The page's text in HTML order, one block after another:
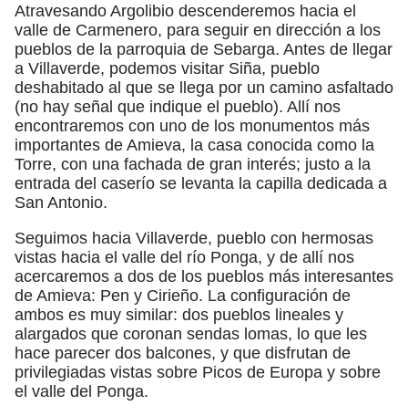
Atravesando Argolibio descenderemos hacia el
valle de Carmenero, para seguir en dirección a los
pueblos de la parroquia de Sebarga. Antes de llegar
a Villaverde, podemos visitar Siña, pueblo
deshabitado al que se llega por un camino asfaltado
(no hay señal que indique el pueblo). Allí nos
encontraremos con uno de los monumentos más
importantes de Amieva, la casa conocida como la
Torre, con una fachada de gran interés; justo a la
entrada del caserío se levanta la capilla dedicada a
San Antonio.
Seguimos hacia Villaverde, pueblo con hermosas
vistas hacia el valle del río Ponga, y de allí nos
acercaremos a dos de los pueblos más interesantes
de Amieva: Pen y Cirieño. La configuración de
ambos es muy similar: dos pueblos lineales y
alargados que coronan sendas lomas, lo que les
hace parecer dos balcones, y que disfrutan de
privilegiadas vistas sobre Picos de Europa y sobre
el valle del Ponga.